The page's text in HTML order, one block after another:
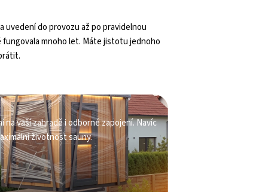
uvedení do provozu až po pravidelnou
fungovala mnoho let. Máte jistotu jednoho
vaší zahradě i odborné zapojení. Navíc
životnost sauny.